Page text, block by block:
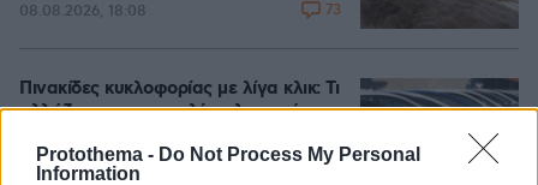
Protothema - Do Not Process My Personal
Information
08.08.2026, 18:08 73
Πινακίδες κυκλοφορίας με λίγα κλικ: Τι
αλλάζει σε παραγγελία, πληρωμή και
09.08.2026, 08:14